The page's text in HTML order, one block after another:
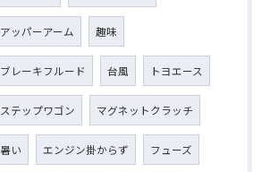
アッパーアーム 趣味
ブレーキフルード 台風 トヨエース
ステップワゴン マグネットクラッチ
暑い エンジン掛からず フューズ